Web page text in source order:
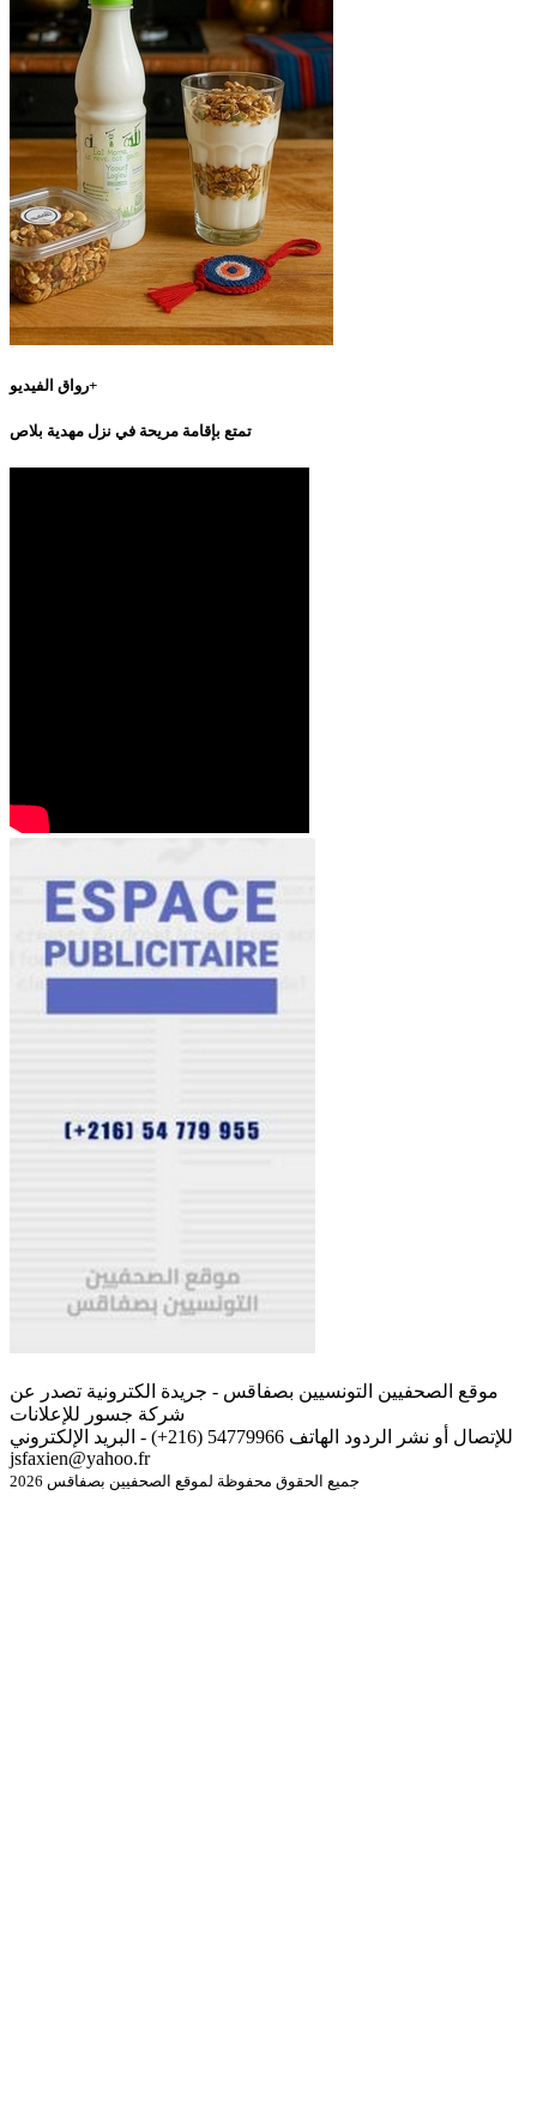
رواق الفيديو+
تمتع بإقامة مريحة في نزل مهدية بلاص
موقع الصحفيين التونسيين بصفاقس - جريدة الكترونية تصدر عن
شركة جسور للإعلانات
للإتصال أو نشر الردود الهاتف 54779966 (216+) - البريد الإلكتروني
jsfaxien@yahoo.fr
جميع الحقوق محفوظة لموقع الصحفيين بصفاقس 2026